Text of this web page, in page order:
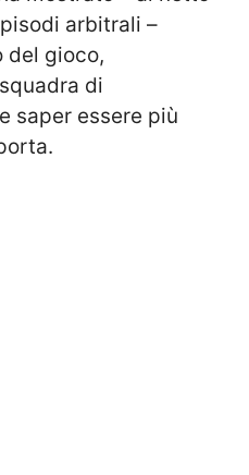
arbitrali –
del gioco,
di
saper essere più